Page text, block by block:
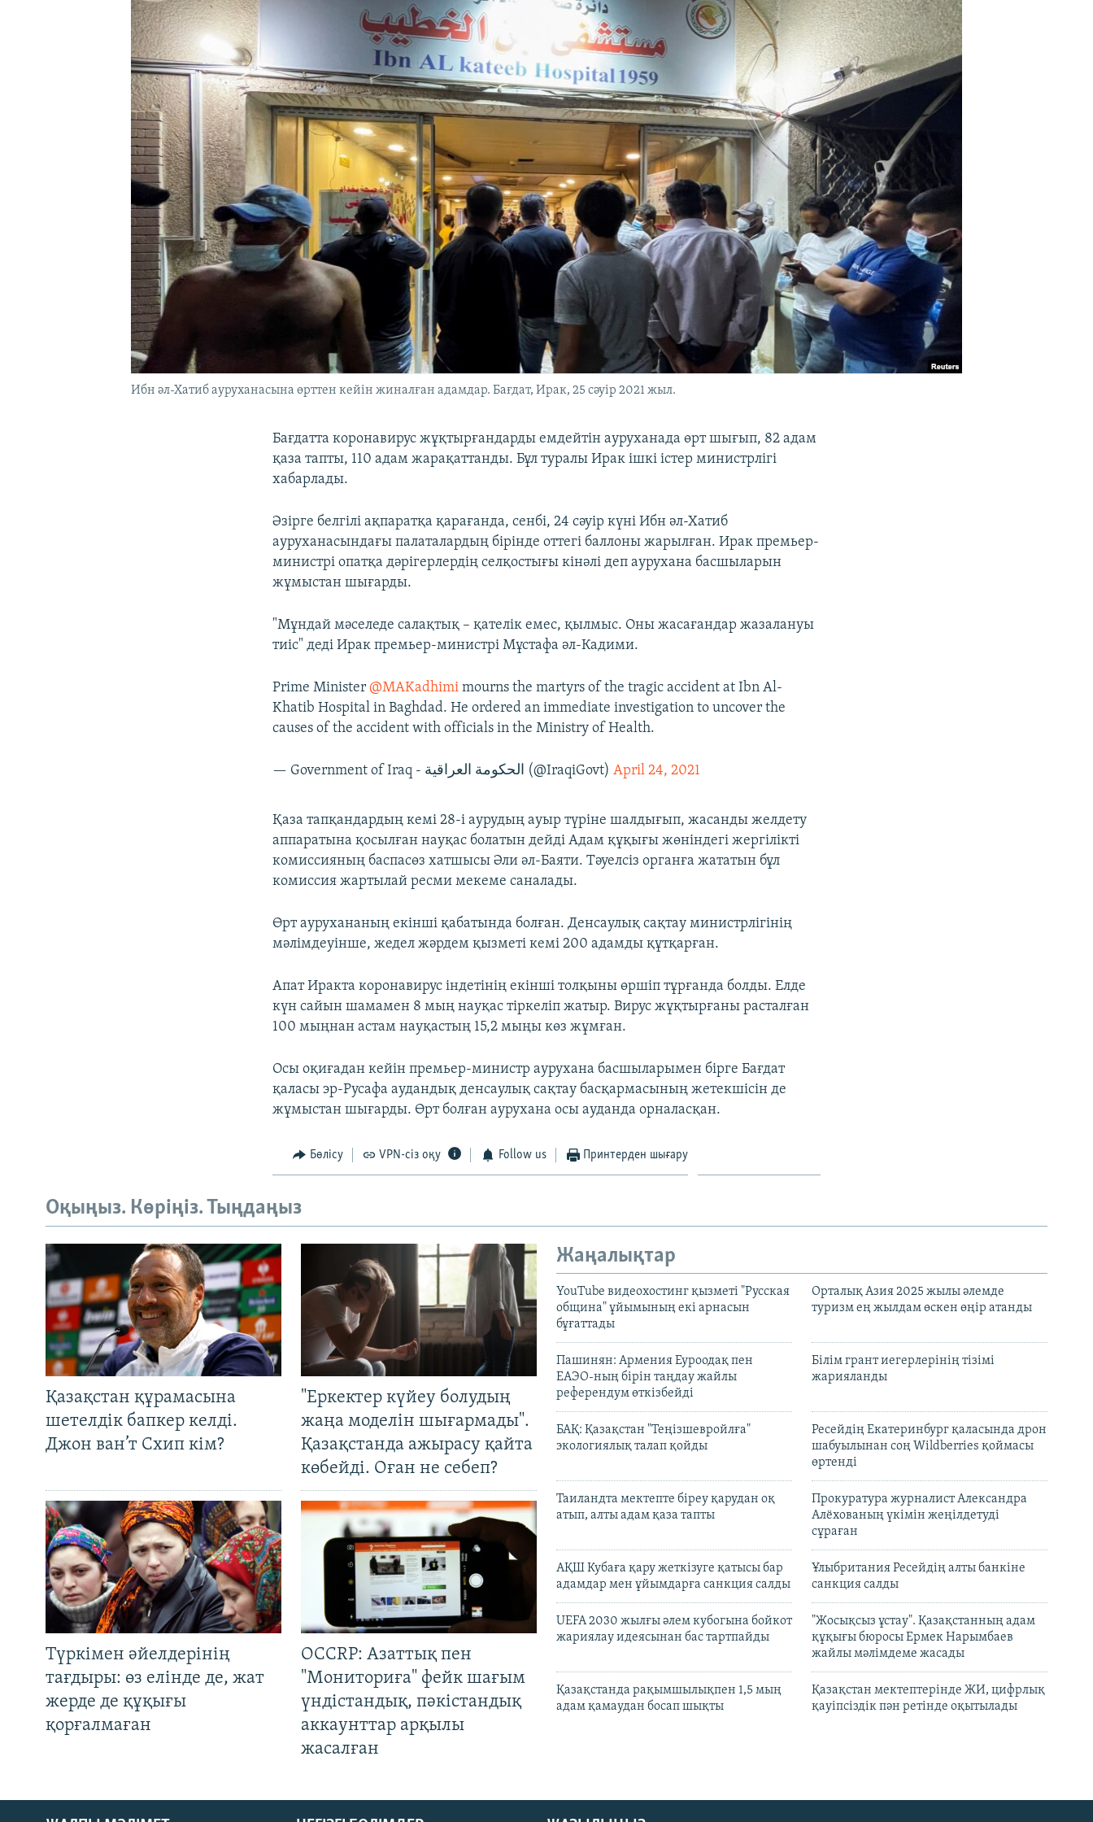
Ибн әл-Хатиб ауруханасына өрттен кейін жиналған адамдар. Бағдат, Ирак, 25 сәуір 2021 жыл.
Бағдатта коронавирус жұқтырғандарды емдейтін ауруханада өрт шығып, 82 адам
қаза тапты, 110 адам жарақаттанды. Бұл туралы Ирак ішкі істер министрлігі
хабарлады.
Әзірге белгілі ақпаратқа қарағанда, сенбі, 24 сәуір күні Ибн әл-Хатиб
ауруханасындағы палаталардың бірінде оттегі баллоны жарылған. Ирак премьер-
министрі опатқа дәрігерлердің селқостығы кінәлі деп аурухана басшыларын
жұмыстан шығарды.
"Мұндай мәселеде салақтық – қателік емес, қылмыс. Оны жасағандар жазалануы
тиіс" деді Ирак премьер-министрі Мұстафа әл-Кадими.
Prime Minister@MAKadhimi mourns the martyrs of the tragic accident at Ibn Al-
Khatib Hospital in Baghdad. He ordered an immediate investigation to uncover the
causes of the accident with officials in the Ministry of Health.
— Government of Iraq - الحكومة العراقية (@IraqiGovt)April 24, 2021
Қаза тапқандардың кемі 28-і аурудың ауыр түріне шалдығып, жасанды желдету
аппаратына қосылған науқас болатын дейді Адам құқығы жөніндегі жергілікті
комиссияның баспасөз хатшысы Әли әл-Баяти. Тәуелсіз органға жататын бұл
комиссия жартылай ресми мекеме саналады.
Өрт аурухананың екінші қабатында болған. Денсаулық сақтау министрлігінің
мәлімдеуінше, жедел жәрдем қызметі кемі 200 адамды құтқарған.
Апат Иракта коронавирус індетінің екінші толқыны өршіп тұрғанда болды. Елде
күн сайын шамамен 8 мың науқас тіркеліп жатыр. Вирус жұқтырғаны расталған
100 мыңнан астам науқастың 15,2 мыңы көз жұмған.
Осы оқиғадан кейін премьер-министр аурухана басшыларымен бірге Бағдат
қаласы эр-Русафа аудандық денсаулық сақтау басқармасының жетекшісін де
жұмыстан шығарды. Өрт болған аурухана осы ауданда орналасқан.
Бөлісу VPN-сіз оқу Follow us Принтерден шығару
Оқыңыз. Көріңіз. Тыңдаңыз
Қазақстан құрамасына
шетелдік бапкер келді.
Джон ван’т Схип кім?
"Еркектер күйеу болудың
жаңа моделін шығармады".
Қазақстанда ажырасу қайта
көбейді. Оған не себеп?
Түркімен әйелдерінің
тағдыры: өз елінде де, жат
жерде де құқығы
қорғалмаған
OCCRP: Азаттық пен
"Мониториға" фейк шағым
үндістандық, пәкістандық
аккаунттар арқылы
жасалған
Жаңалықтар
YouTube видеохостинг қызметі "Русская
община" ұйымының екі арнасын
бұғаттады
Орталық Азия 2025 жылы әлемде
туризм ең жылдам өскен өңір атанды
Пашинян: Армения Еуроодақ пен
ЕАЭО-ның бірін таңдау жайлы
референдум өткізбейді
Білім грант иегерлерінің тізімі
жарияланды
БАҚ: Қазақстан "Теңізшевройлға"
экологиялық талап қойды
Ресейдің Екатеринбург қаласында дрон
шабуылынан соң Wildberries қоймасы
өртенді
Таиландта мектепте біреу қарудан оқ
атып, алты адам қаза тапты
Прокуратура журналист Александра
Алёхованың үкімін жеңілдетуді
сұраған
АҚШ Кубаға қару жеткізуге қатысы бар
адамдар мен ұйымдарға санкция салды
Ұлыбритания Ресейдің алты банкіне
санкция салды
UEFA 2030 жылғы әлем кубогына бойкот
жариялау идеясынан бас тартпайды
"Жосықсыз ұстау". Қазақстанның адам
құқығы бюросы Ермек Нарымбаев
жайлы мәлімдеме жасады
Қазақстанда рақымшылықпен 1,5 мың
адам қамаудан босап шықты
Қазақстан мектептерінде ЖИ, цифрлық
қауіпсіздік пән ретінде оқытылады